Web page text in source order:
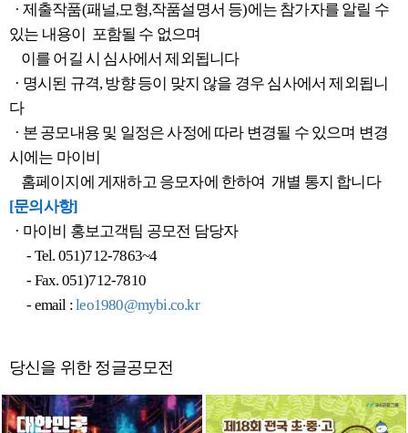
· 제출작품(패널,모형,작품설명서 등)에는 참가자를 알릴 수
있는 내용이 포함될 수 없으며
이를 어길 시 심사에서 제외됩니다
· 명시된 규격, 방향 등이 맞지 않을 경우 심사에서 제외됩니
다
· 본 공모내용 및 일정은 사정에 따라 변경될 수 있으며 변경
시에는 마이비
홈페이지에 게재하고 응모자에 한하여 개별 통지 합니다
[문의사항]
· 마이비 홍보고객팀 공모전 담당자
- Tel. 051)712-7863~4
- Fax. 051)712-7810
- email :leo1980@mybi.co.kr
당신을 위한 정글공모전